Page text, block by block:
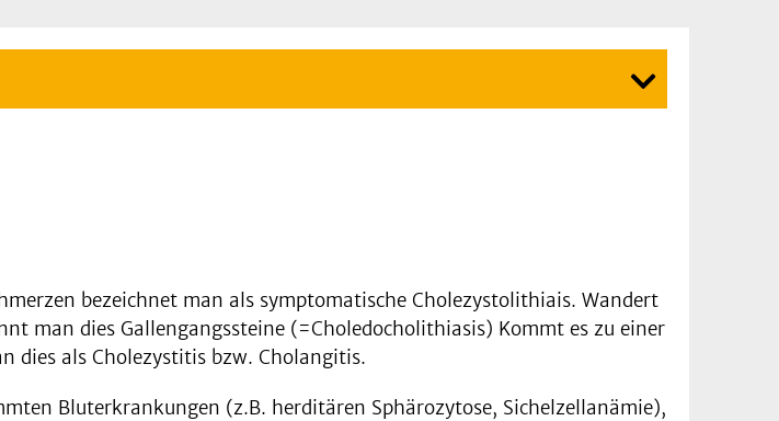
bezeichnet man als symptomatische Cholezystolithiais. Wandert
man dies Gallengangssteine (=Choledocholithiasis) Kommt es zu einer
dies als Cholezystitis bzw. Cholangitis.
Bluterkrankungen (z.B. herditären Sphärozytose, Sichelzellanämie),